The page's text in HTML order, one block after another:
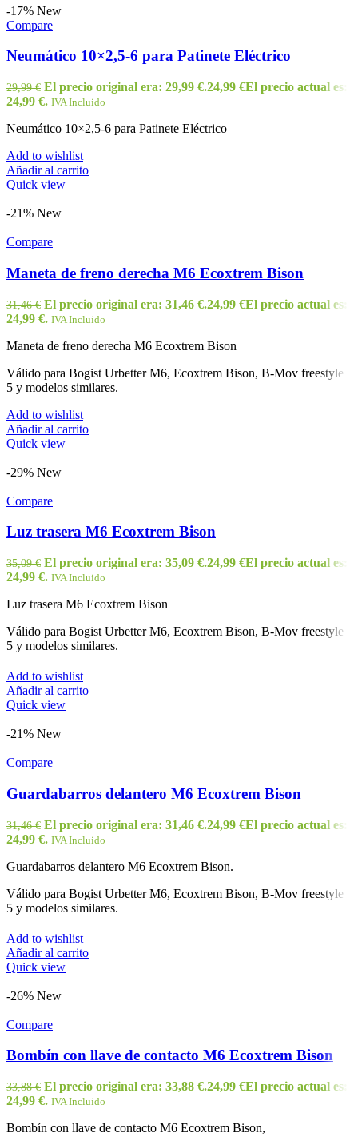
-17% New
Compare
Neumático 10×2,5-6 para Patinete Eléctrico
29,99€ El precio original era: 29,99 €.24,99 €El precio actual es:
24,99 €. IVA Incluido
Neumático 10×2,5-6 para Patinete Eléctrico
Add to wishlist
Añadir al carrito
Quick view
-21% New
Compare
Maneta de freno derecha M6 Ecoxtrem Bison
31,46€ El precio original era: 31,46 €.24,99 €El precio actual es:
24,99 €. IVA Incluido
Maneta de freno derecha M6 Ecoxtrem Bison
Válido para Bogist Urbetter M6, Ecoxtrem Bison, B-Mov freestyle
5 y modelos similares.
Add to wishlist
Añadir al carrito
Quick view
-29% New
Compare
Luz trasera M6 Ecoxtrem Bison
35,09€ El precio original era: 35,09 €.24,99 €El precio actual es:
24,99 €. IVA Incluido
Luz trasera M6 Ecoxtrem Bison
Válido para Bogist Urbetter M6, Ecoxtrem Bison, B-Mov freestyle
5 y modelos similares.
Add to wishlist
Añadir al carrito
Quick view
-21% New
Compare
Guardabarros delantero M6 Ecoxtrem Bison
31,46€ El precio original era: 31,46 €.24,99 €El precio actual es:
24,99 €. IVA Incluido
Guardabarros delantero M6 Ecoxtrem Bison.
Válido para Bogist Urbetter M6, Ecoxtrem Bison, B-Mov freestyle
5 y modelos similares.
Add to wishlist
Añadir al carrito
Quick view
-26% New
Compare
Bombín con llave de contacto M6 Ecoxtrem Bison
33,88€ El precio original era: 33,88 €.24,99 €El precio actual es:
24,99 €. IVA Incluido
Bombín con llave de contacto M6 Ecoxtrem Bison,